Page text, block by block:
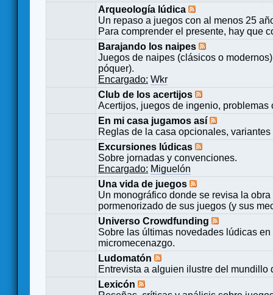
Arqueología lúdica
Un repaso a juegos con al menos 25
Para comprender el presente, hay que
Barajando los naipes
Juegos de naipes (clásicos o
póquer).
Encargado: Wkr
Club de los acertijos
Acertijos, juegos de ingenio,
En mi casa jugamos así
Reglas de la casa opcionales,
Excursiones lúdicas
Sobre jornadas y convenciones.
Encargado: Miguelón
Una vida de juegos
Un monográfico donde se revisa la
pormenorizado de sus juegos (y sus
Universo Crowdfunding
Sobre las últimas novedades lúdicas
micromecenazgo.
Ludomatón
Entrevista a alguien ilustre del mundillo
Lexicón